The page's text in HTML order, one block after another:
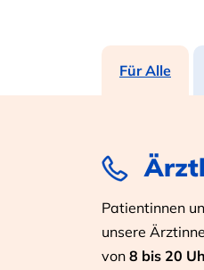
Für Alle
Patientinnen
unsere
von 8 bis 20